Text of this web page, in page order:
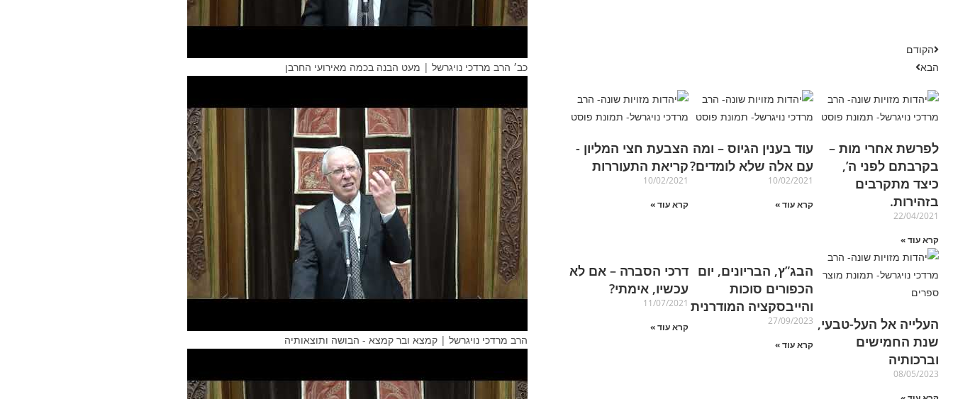
הקודם
הבא
לפרשת אחרי מות –
בקרבתם לפני ה’,
כיצד מתקרבים
בזהירות.
22/04/2021
קרא עוד »
עוד בענין הגיוס – ומה
עם אלה שלא לומדים?
10/02/2021
קרא עוד »
הצבעת חצי המליון -
קריאת התעוררות
10/02/2021
קרא עוד »
העלייה אל העל-טבעי,
שנת החמישים
וברכותיה
08/05/2023
הבג”ץ, הבריונים, יום
הכפורים סוכות
והייבסקציה המודרנית
27/09/2023
קרא עוד »
דרכי הסברה – אם לא
עכשיו, אימתי?
11/07/2021
קרא עוד »
כב׳ הרב מרדכי נויגרשל | מעט הבנה בכמה מאירועי החרבן
הרב מרדכי נויגרשל | קמצא ובר קמצא - הבושה ותוצאותיה